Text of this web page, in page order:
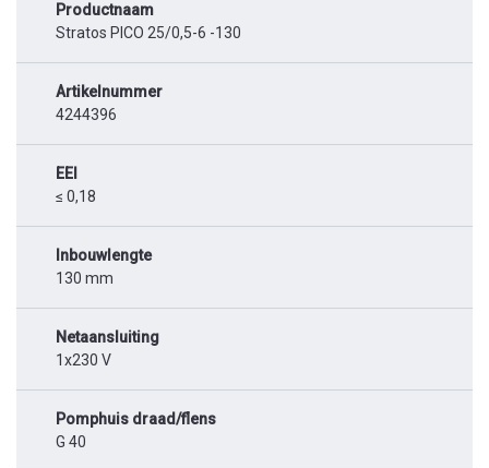
Productnaam
Stratos PICO 25/0,5-6 -130
Artikelnummer
4244396
EEI
≤ 0,18
Inbouwlengte
130 mm
Netaansluiting
1x230 V
Pomphuis draad/flens
G 40